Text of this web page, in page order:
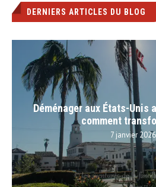
DERNIERS ARTICLES DU BLOG
Déménager aux États-Unis
comment
7 janvier 2026